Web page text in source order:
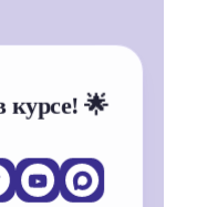
курсе! 🌟